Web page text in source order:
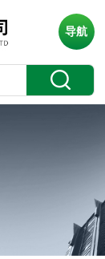
导航